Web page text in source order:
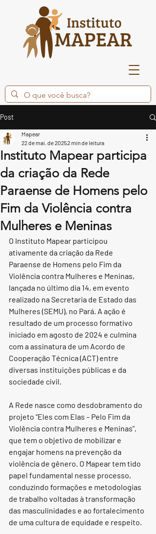
Post
Instituto Mapear participa
da criação da Rede
Paraense de Homens pelo
Fim da Violência contra
Mulheres e Meninas
Mapear
22 de mai. de 20252 min de leitura
O Instituto Mapear participou
ativamente da criação da Rede
Paraense de Homens pelo Fim da
Violência contra Mulheres e Meninas,
lançada no último dia 14, em evento
realizado na Secretaria de Estado das
Mulheres (SEMU), no Pará. A ação é
resultado de um processo formativo
iniciado em agosto de 2024 e culmina
com a assinatura de um Acordo de
Cooperação Técnica (ACT) entre
diversas instituições públicas e da
sociedade civil.
A Rede nasce como desdobramento do
projeto “Eles com Elas – Pelo Fim da
Violência contra Mulheres e Meninas”,
que tem o objetivo de mobilizar e
engajar homens na prevenção da
violência de gênero. O Mapear tem tido
papel fundamental nesse processo,
conduzindo formações e metodologias
de trabalho voltadas à transformação
das masculinidades e ao fortalecimento
de uma cultura de equidade e respeito.